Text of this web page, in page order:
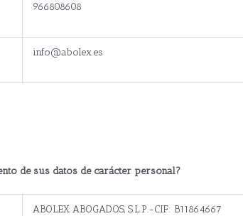
966808608
info@abolex.es
de sus datos de carácter personal?
ABOLEX ABOGADOS, S.L.P.-CIF: B11864667